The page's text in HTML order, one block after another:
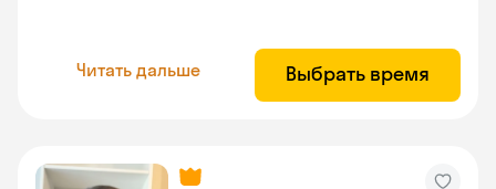
Читать дальше Выбрать время